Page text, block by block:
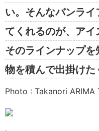
い。そんなバンラ
てくれるのが、アイ
そのラインナップ
物を積んで出掛けた
Photo : Takanori ARIMA